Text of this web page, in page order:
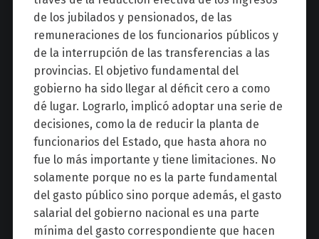
de los jubilados y pensionados, de las
remuneraciones de los funcionarios públicos y
de la interrupción de las transferencias a las
provincias. El objetivo fundamental del
gobierno ha sido llegar al déficit cero a como
dé lugar. Lograrlo, implicó adoptar una serie de
decisiones, como la de reducir la planta de
funcionarios del Estado, que hasta ahora no
fue lo más importante y tiene limitaciones. No
solamente porque no es la parte fundamental
del gasto público sino porque además, el gasto
salarial del gobierno nacional es una parte
mínima del gasto correspondiente que hacen